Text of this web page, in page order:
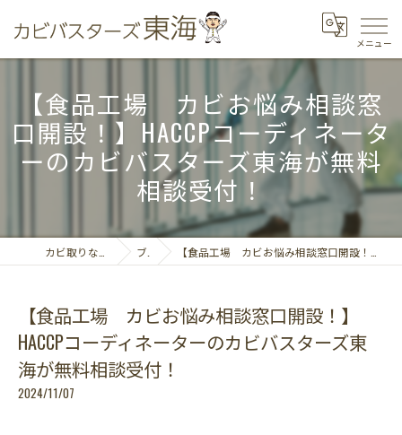
【食品工場 カビお悩み相談窓
口開設！】HACCPコーディネータ
ーのカビバスターズ東海が無料
相談受付！
ブログ 【食品工場 カビお悩み相談窓口開設！】HACCPコーディネーターのカビバスターズ東海が無料相談受付！
【食品工場 カビお悩み相談窓口開設！】
HACCPコーディネーターのカビバスターズ東
海が無料相談受付！
2024/11/07